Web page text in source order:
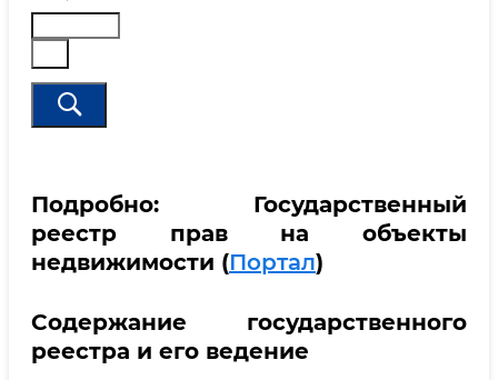
Подробно: Государственный
реестр прав на объекты
недвижимости (Портал)
Содержание государственного
реестра и его ведение